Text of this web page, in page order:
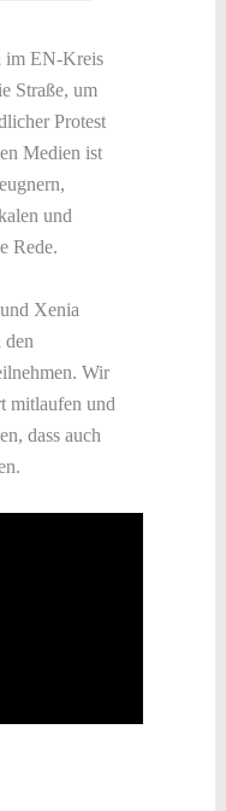
im EN-Kreis
Straße, um
Protest
Medien ist
und
Rede.
Xenia
den
Wir
mitlaufen und
dass auch